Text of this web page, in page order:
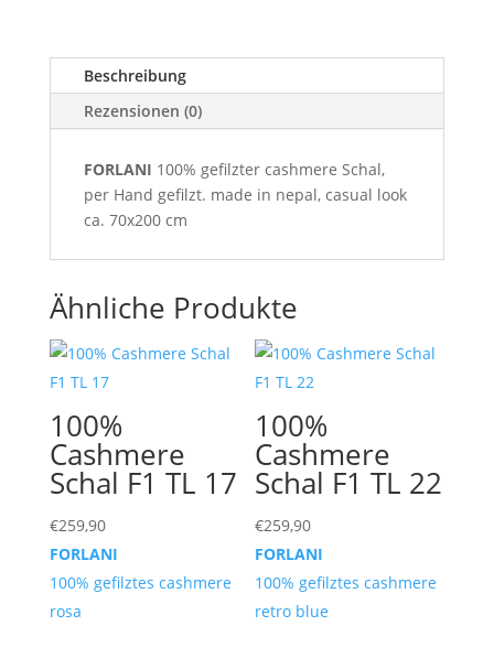
Beschreibung
Rezensionen (0)
FORLANI 100% gefilzter cashmere Schal,
per Hand gefilzt. made in nepal, casual look
ca. 70x200 cm
Ähnliche Produkte
100%
Cashmere
Schal F1 TL 17
€259,90
FORLANI
100% gefilztes cashmere
rosa
100%
Cashmere
Schal F1 TL 22
€259,90
FORLANI
100% gefilztes cashmere
retro blue